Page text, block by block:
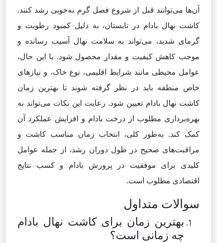
آن‌ها می‌توانند قبل از شروع فصل گرم به‌خوبی رشد کنند.
کاشت نهال بادام در تابستان، به دلیل کمبود رطوبت و
گرمای شدید، می‌تواند به سلامت نهال آسیب رسانده و
موجب کاهش کیفیت و مقدار محصول شود. با این حال،
عوامل محیطی مانند شرایط اقلیمی، نوع خاک، و نیازهای
خاص منطقه باید در نظر گرفته شوند تا بهترین زمان
کاشت نهال بادام تعیین شود. رعایت این نکات می‌تواند به
بهره‌برداری مطلوب از درخت بادام و افزایش عملکرد آن
کمک کند. به‌طور کلی، انتخاب زمان مناسب کاشت و
مراقبت‌های صحیح در طول دوران رشد، از جمله عوامل
کلیدی برای موفقیت در پرورش بادام و کسب نتایج
اقتصادی مطلوب است.
سوالات متداول
بهترین زمان برای کاشت نهال بادام
چه زمانی است؟